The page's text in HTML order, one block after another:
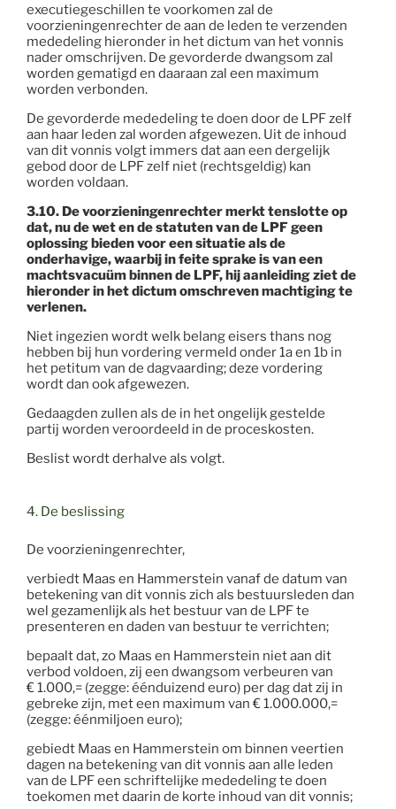
executiegeschillen te voorkomen zal de
voorzieningenrechter de aan de leden te verzenden
mededeling hieronder in het dictum van het vonnis
nader omschrijven. De gevorderde dwangsom zal
worden gematigd en daaraan zal een maximum
worden verbonden.
De gevorderde mededeling te doen door de LPF zelf
aan haar leden zal worden afgewezen. Uit de inhoud
van dit vonnis volgt immers dat aan een dergelijk
gebod door de LPF zelf niet (rechtsgeldig) kan
worden voldaan.
3.10. De voorzieningenrechter merkt tenslotte op
dat, nu de wet en de statuten van de LPF geen
oplossing bieden voor een situatie als de
onderhavige, waarbij in feite sprake is van een
machtsvacuüm binnen de LPF, hij aanleiding ziet de
hieronder in het dictum omschreven machtiging te
verlenen.
Niet ingezien wordt welk belang eisers thans nog
hebben bij hun vordering vermeld onder 1a en 1b in
het petitum van de dagvaarding; deze vordering
wordt dan ook afgewezen.
Gedaagden zullen als de in het ongelijk gestelde
partij worden veroordeeld in de proceskosten.
Beslist wordt derhalve als volgt.
4. De beslissing
De voorzieningenrechter,
verbiedt Maas en Hammerstein vanaf de datum van
betekening van dit vonnis zich als bestuursleden dan
wel gezamenlijk als het bestuur van de LPF te
presenteren en daden van bestuur te verrichten;
bepaalt dat, zo Maas en Hammerstein niet aan dit
verbod voldoen, zij een dwangsom verbeuren van
€ 1.000,= (zegge: éénduizend euro) per dag dat zij in
gebreke zijn, met een maximum van € 1.000.000,=
(zegge: éénmiljoen euro);
gebiedt Maas en Hammerstein om binnen veertien
dagen na betekening van dit vonnis aan alle leden
van de LPF een schriftelijke mededeling te doen
toekomen met daarin de korte inhoud van dit vonnis;